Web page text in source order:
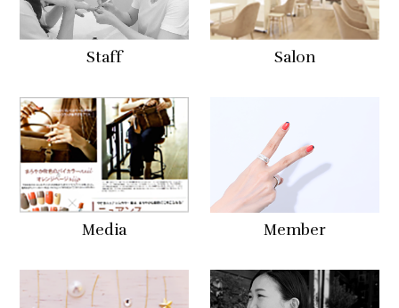
Staff Salon
Media Member